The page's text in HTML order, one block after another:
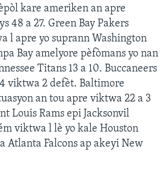
kare ameriken an apre
48 a 27. Green Bay Pakers
l apre yo suprann Washington
Bay amelyore pèfòmans yo nan
Titans 13 a 10. Buccaneers
viktwa 2 defèt. Baltimore
an tou apre viktwa 22 a 3
Louis Rams epi Jacksonvil
viktwa l lè yo kale Houston
a Atlanta Falcons ap akeyi New